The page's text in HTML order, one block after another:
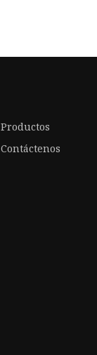
Productos
Contáctenos